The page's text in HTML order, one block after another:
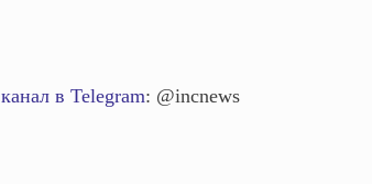
канал в Telegram: @incnews